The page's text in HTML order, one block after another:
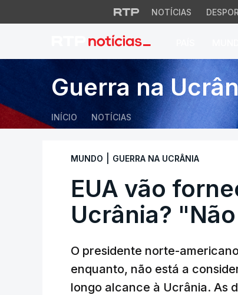
NOTÍCIAS
EUA vão
Guerra na
INÍCIO NOTÍCIAS
MUNDO GUERRA NA UCRÂNIA
EUA vão
Ucrânia?
O presidente norte-
enquanto, não está a
longo alcance à Ucrânia. As